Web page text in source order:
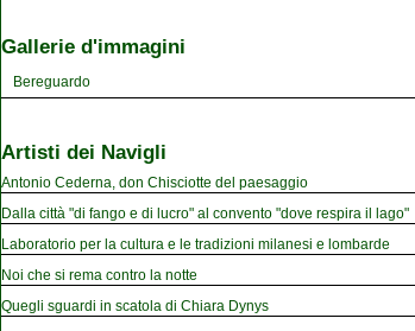
Gallerie d'immagini
Bereguardo
Artisti dei Navigli
Antonio Cederna, don Chisciotte del paesaggio
Dalla città "di fango e di lucro" al convento "dove respira il lago"
Laboratorio per la cultura e le tradizioni milanesi e lombarde
Noi che si rema contro la notte
Quegli sguardi in scatola di Chiara Dynys